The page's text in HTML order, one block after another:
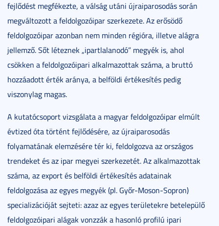
fejlődést megfékezte, a válság utáni újraiparosodás során
megváltozott a feldolgozóipar szerkezete. Az erősödő
feldolgozóipar azonban nem minden régióra, illetve alágra
jellemző. Sőt léteznek „ipartlalanodó” megyék is, ahol
csökken a feldolgozóipari alkalmazottak száma, a bruttó
hozzáadott érték aránya, a belföldi értékesítés pedig
viszonylag magas.
A kutatócsoport vizsgálata a magyar feldolgozóipar elmúlt
évtized óta történt fejlődésére, az újraiparosodás
folyamatának elemzésére tér ki, feldolgozva az országos
trendeket és az ipar megyei szerkezetét. Az alkalmazottak
száma, az export és belföldi értékesítés adatainak
feldolgozása az egyes megyék (pl. Győr-Moson-Sopron)
specializációját sejteti: azaz az egyes területekre betelepülő
feldolgozóipari alágak vonzzák a hasonló profilú ipari